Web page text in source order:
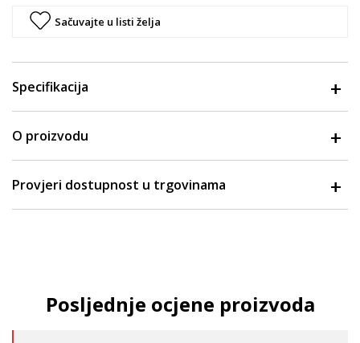
Sačuvajte u listi želja
Specifikacija
O proizvodu
Provjeri dostupnost u trgovinama
Posljednje ocjene proizvoda